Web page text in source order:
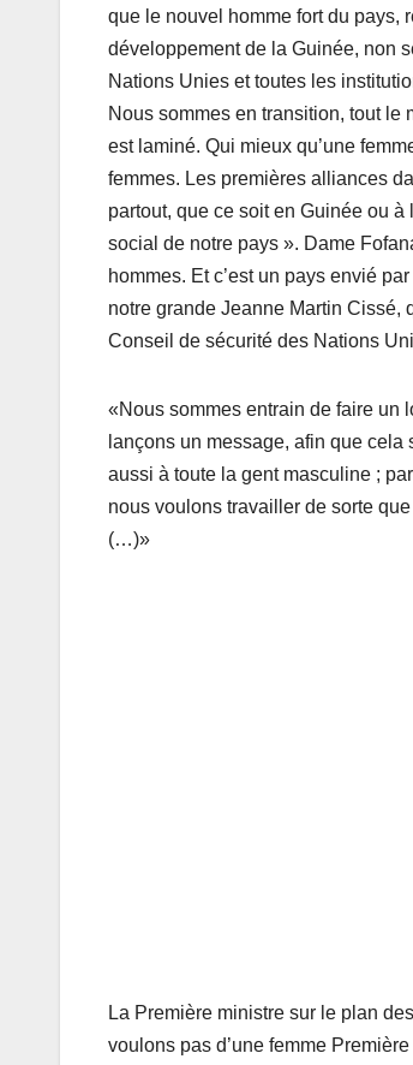
que le nouvel homme fort du pays,
développement de la Guinée, non
Nations Unies et toutes les
Nous sommes en transition, tout le
est laminé. Qui mieux qu’une
femmes. Les premières alliances
partout, que ce soit en Guinée ou à
social de notre pays ». Dame
hommes. Et c’est un pays envié
notre grande Jeanne Martin Cissé,
Conseil de sécurité des Nations
«Nous sommes entrain de faire un
lançons un message, afin que
aussi à toute la gent masculine ;
nous voulons travailler de sorte
(…)»
La Première ministre sur le plan
voulons pas d’une femme